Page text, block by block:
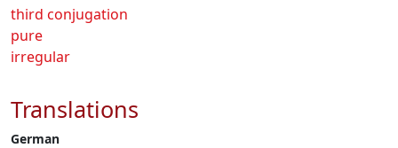
third conjugation
pure
irregular
Translations
German